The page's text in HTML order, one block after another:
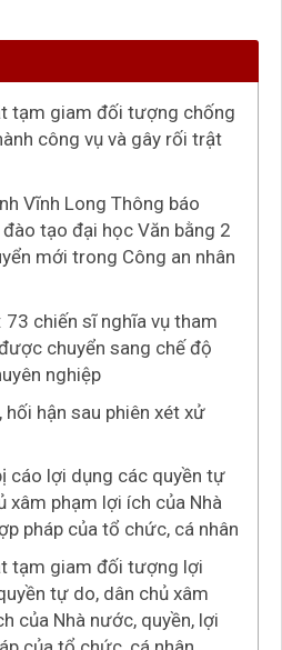
tạm giam đối tượng chống
công vụ và gây rối trật
Vĩnh Long Thông báo
tạo đại học Văn bằng 2
mới trong Công an nhân
73 chiến sĩ nghĩa vụ tham
chuyển sang chế độ
nghiệp
hối hận sau phiên xét xử
cáo lợi dụng các quyền tự
xâm phạm lợi ích của Nhà
pháp của tổ chức, cá nhân
tạm giam đối tượng lợi
tự do, dân chủ xâm
của Nhà nước, quyền, lợi